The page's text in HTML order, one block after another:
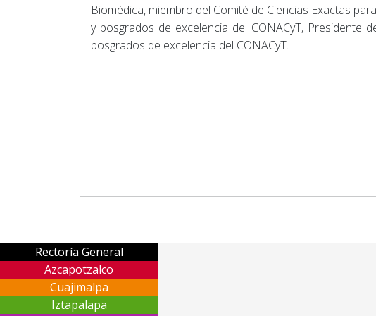
Biomédica, miembro del Comité de Ciencias Exactas
y posgrados de excelencia del CONACyT, Presidente
posgrados de excelencia del CONACyT.
Rectoría General
Azcapotzalco
Cuajimalpa
Iztapalapa